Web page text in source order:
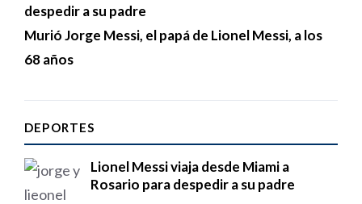
despedir a su padre
Murió Jorge Messi, el papá de Lionel Messi, a los
68 años
DEPORTES
Lionel Messi viaja desde Miami a
Rosario para despedir a su padre